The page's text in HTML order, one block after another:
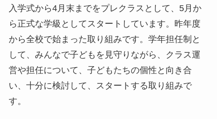
入学式から4月末までをプレクラスとして、5月か
ら正式な学級としてスタートしています。昨年度
から全校で始まった取り組みです。学年担任制と
して、みんなで子どもを見守りながら、クラス運
営や担任について、子どもたちの個性と向き合
い、十分に検討して、スタートする取り組みで
す。